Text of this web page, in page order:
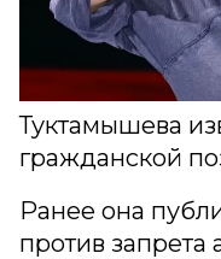
Туктамышева
гражданской
Ранее она
против запрета